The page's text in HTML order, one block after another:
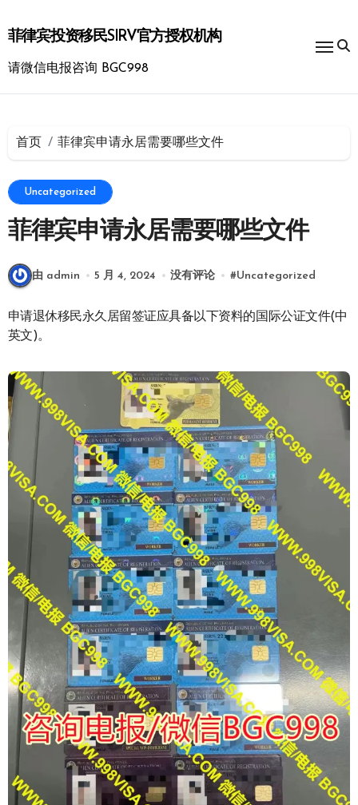
到
内
菲律宾投资移民SIRV官方授权机构
请微信电报咨询 BGC998
首页 菲律宾申请永居需要哪些文件
Uncategorized
菲律宾申请永居需要哪些文件
由 admin 5 月 4, 2024 没有评论 #Uncategorized
申请退休移民永久居留签证应具备以下资料的国际公证文件(中
英文)。